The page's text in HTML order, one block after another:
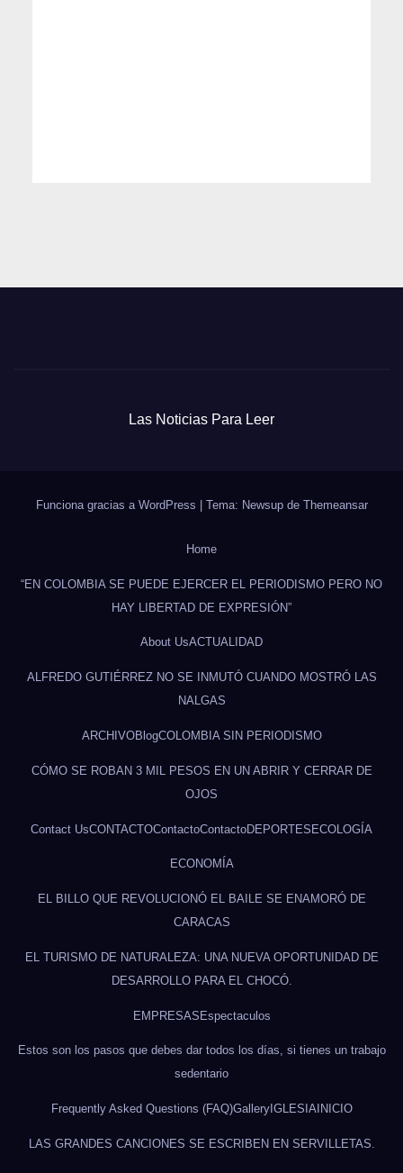
Las Noticias Para Leer
Funciona gracias a WordPress Tema: Newsup de Themeansar
Home
“EN COLOMBIA SE PUEDE EJERCER EL PERIODISMO PERO NO
HAY LIBERTAD DE EXPRESIÓN”
About UsACTUALIDAD
ALFREDO GUTIÉRREZ NO SE INMUTÓ CUANDO MOSTRÓ LAS
NALGAS
ARCHIVOBlogCOLOMBIA SIN PERIODISMO
CÓMO SE ROBAN 3 MIL PESOS EN UN ABRIR Y CERRAR DE
OJOS
Contact UsCONTACTOContactoContactoDEPORTESECOLOGÍA
ECONOMÍA
EL BILLO QUE REVOLUCIONÓ EL BAILE SE ENAMORÓ DE
CARACAS
EL TURISMO DE NATURALEZA: UNA NUEVA OPORTUNIDAD DE
DESARROLLO PARA EL CHOCÓ.
EMPRESASEspectaculos
Estos son los pasos que debes dar todos los días, si tienes un trabajo
sedentario
Frequently Asked Questions (FAQ)GalleryIGLESIAINICIO
LAS GRANDES CANCIONES SE ESCRIBEN EN SERVILLETAS.